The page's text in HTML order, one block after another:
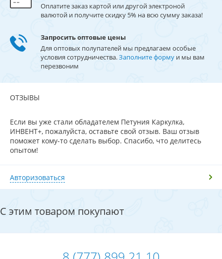
Оплатите заказ картой или другой электроной
валютой и получите скидку 5% на всю сумму заказа!
Запросить оптовые цены
Для оптовых полупателей мы предлагаем особые
условия сотрудничества.Заполните форму и мы вам
перезвоним
ОТЗЫВЫ
Если вы уже стали обладателем Петуния Каркулка,
ИНВЕНТ+, пожалуйста, оставьте свой отзыв. Ваш отзыв
поможет кому-то сделать выбор. Спасибо, что делитесь
опытом!
Авторизоваться
С этим товаром покупают